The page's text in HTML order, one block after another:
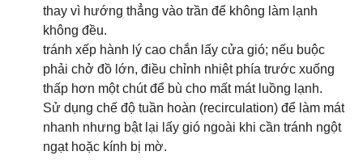
thay vì hướng thẳng vào trần để không làm lạnh
không đều.
tránh xếp hành lý cao chắn lấy cửa gió; nếu buộc
phải chở đồ lớn, điều chỉnh nhiệt phía trước xuống
thấp hơn một chút để bù cho mất mát luồng lạnh.
Sử dụng chế độ tuần hoàn (recirculation) để làm mát
nhanh nhưng bật lại lấy gió ngoài khi cần tránh ngột
ngạt hoặc kính bị mờ.